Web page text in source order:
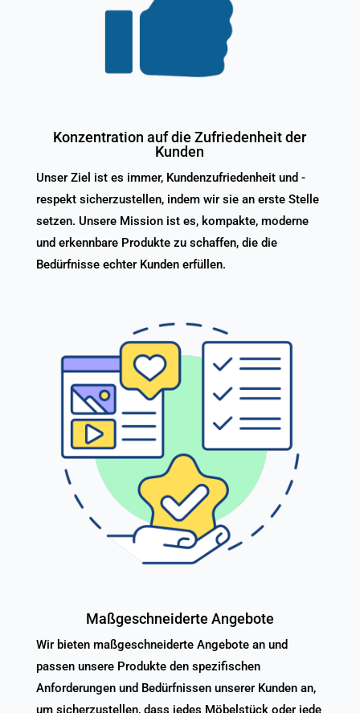
Konzentration auf die Zufriedenheit der
Kunden
Unser Ziel ist es immer, Kundenzufriedenheit und -
respekt sicherzustellen, indem wir sie an erste Stelle
setzen. Unsere Mission ist es, kompakte, moderne
und erkennbare Produkte zu schaffen, die die
Bedürfnisse echter Kunden erfüllen.
Maßgeschneiderte Angebote
Wir bieten maßgeschneiderte Angebote an und
passen unsere Produkte den spezifischen
Anforderungen und Bedürfnissen unserer Kunden an,
um sicherzustellen, dass jedes Möbelstück oder jede